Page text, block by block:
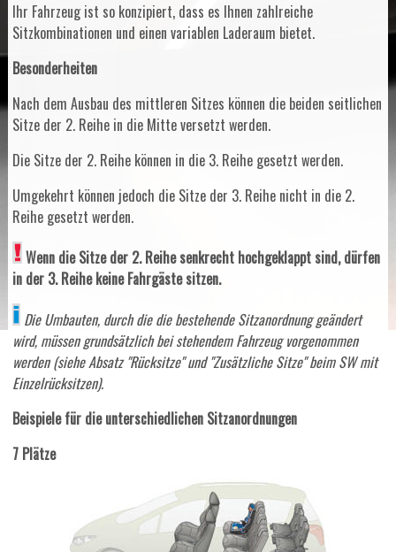
Ihr Fahrzeug ist so konzipiert, dass es Ihnen zahlreiche
Sitzkombinationen und einen variablen Laderaum bietet.
Besonderheiten
Nach dem Ausbau des mittleren Sitzes können die beiden seitlichen
Sitze der 2. Reihe in die Mitte versetzt werden.
Die Sitze der 2. Reihe können in die 3. Reihe gesetzt werden.
Umgekehrt können jedoch die Sitze der 3. Reihe nicht in die 2.
Reihe gesetzt werden.
Wenn die Sitze der 2. Reihe senkrecht hochgeklappt sind, dürfen
in der 3. Reihe keine Fahrgäste sitzen.
Die Umbauten, durch die die bestehende Sitzanordnung geändert
wird, müssen grundsätzlich bei stehendem Fahrzeug vorgenommen
werden (siehe Absatz "Rücksitze" und "Zusätzliche Sitze" beim SW mit
Einzelrücksitzen).
Beispiele für die unterschiedlichen Sitzanordnungen
7 Plätze